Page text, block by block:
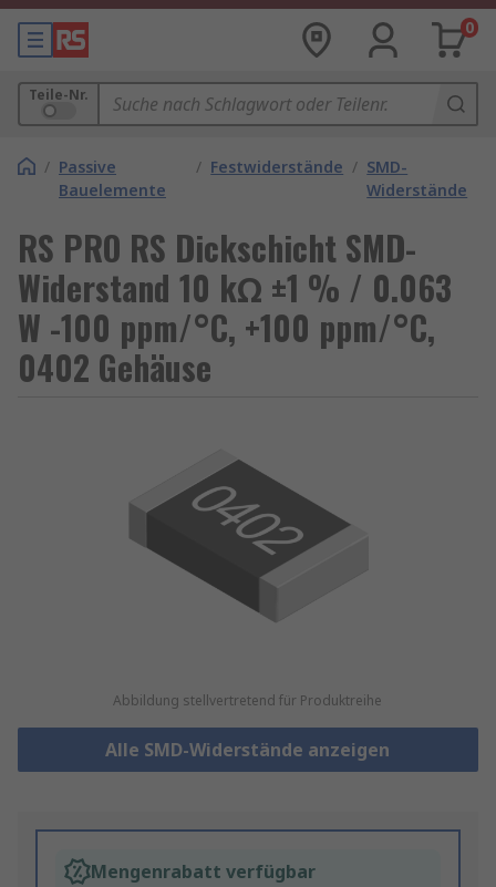
0
Teile-Nr.
/ Passive
Bauelemente
/ Festwiderstände / SMD-
Widerstände
RS PRO RS Dickschicht SMD-
Widerstand 10 kΩ ±1 % / 0.063
W -100 ppm/°C, +100 ppm/°C,
0402 Gehäuse
Abbildung stellvertretend für Produktreihe
Alle SMD-Widerstände anzeigen
Mengenrabatt verfügbar